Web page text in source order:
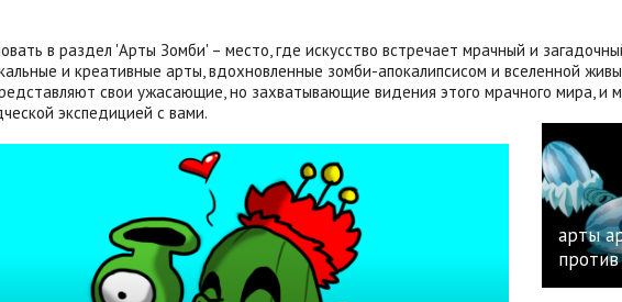
в раздел 'Арты Зомби' – место, где искусство встречает мрачный и
и креативные арты, вдохновленные зомби-апокалипсисом и вселенной
свои ужасающие, но захватывающие видения этого мрачного мира, и
экспедицией с вами.
арты